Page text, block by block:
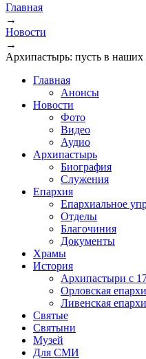
Главная
→
Новости
→
Архипастырь: пусть в наших
Главная
Анонсы
Новости
Фото
Видео
Аудио
Архипастырь
Биография
Служения
Епархия
Епархиальное
Отделы
Благочиния
Документы
Храмы
История
Архипастыри с
Орловская
Ливенская
Святые
Святыни
Музей
Для СМИ